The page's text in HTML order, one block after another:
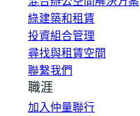
綠建築和租賃
投資組合管理
尋找與租賃空間
聯繫我們
職涯
加入仲量聯行